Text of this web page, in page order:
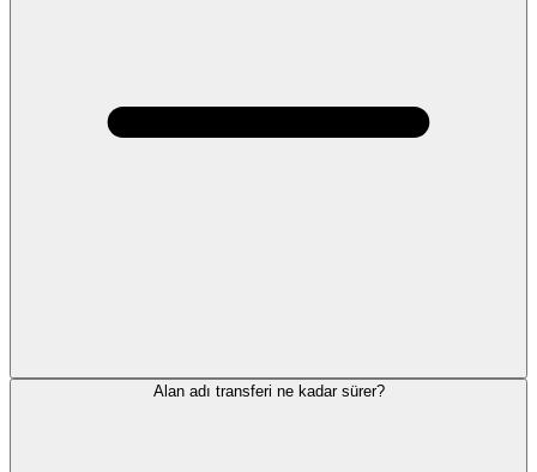
Alan adı transferi ne kadar sürer?